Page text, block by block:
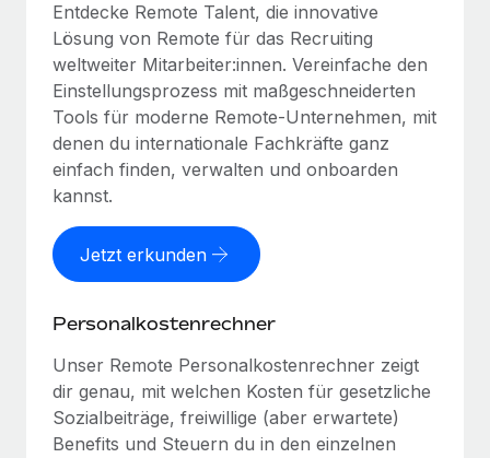
Entdecke Remote Talent, die innovative
Lösung von Remote für das Recruiting
weltweiter Mitarbeiter:innen. Vereinfache den
Einstellungsprozess mit maßgeschneiderten
Tools für moderne Remote-Unternehmen, mit
denen du internationale Fachkräfte ganz
einfach finden, verwalten und onboarden
kannst.
Jetzt erkunden
Personalkostenrechner
Unser Remote Personalkostenrechner zeigt
dir genau, mit welchen Kosten für gesetzliche
Sozialbeiträge, freiwillige (aber erwartete)
Benefits und Steuern du in den einzelnen